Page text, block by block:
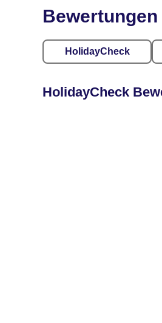
Bewertungen
HolidayCheck
HolidayCheck